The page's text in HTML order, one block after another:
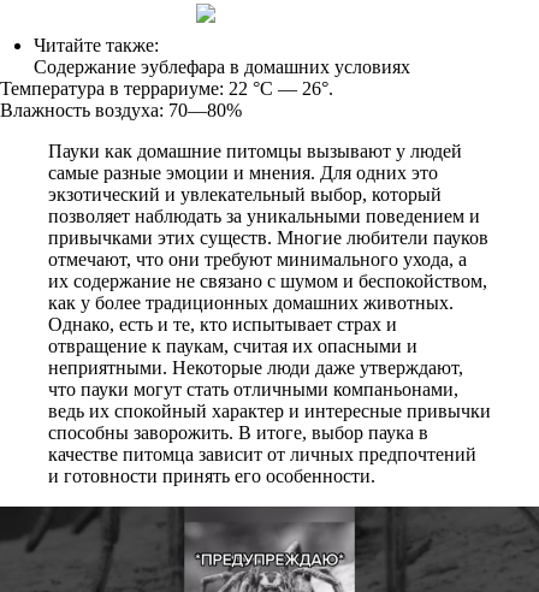
Читайте также:
Содержание эублефара в домашних условиях
Температура в террариуме: 22 °C — 26°.
Влажность воздуха: 70—80%
Пауки как домашние питомцы вызывают у людей
самые разные эмоции и мнения. Для одних это
экзотический и увлекательный выбор, который
позволяет наблюдать за уникальными поведением и
привычками этих существ. Многие любители пауков
отмечают, что они требуют минимального ухода, а
их содержание не связано с шумом и беспокойством,
как у более традиционных домашних животных.
Однако, есть и те, кто испытывает страх и
отвращение к паукам, считая их опасными и
неприятными. Некоторые люди даже утверждают,
что пауки могут стать отличными компаньонами,
ведь их спокойный характер и интересные привычки
способны заворожить. В итоге, выбор паука в
качестве питомца зависит от личных предпочтений
и готовности принять его особенности.